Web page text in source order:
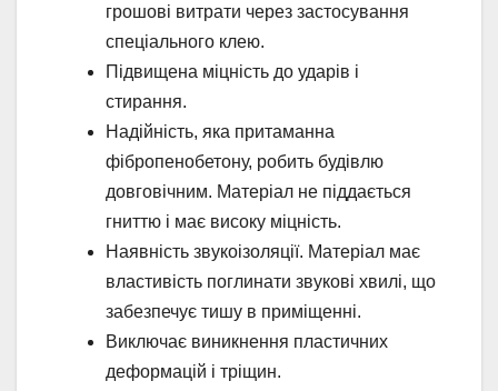
грошові витрати через застосування
спеціального клею.
Підвищена міцність до ударів і
стирання.
Надійність, яка притаманна
фібропенобетону, робить будівлю
довговічним. Матеріал не піддається
гниттю і має високу міцність.
Наявність звукоізоляції. Матеріал має
властивість поглинати звукові хвилі, що
забезпечує тишу в приміщенні.
Виключає виникнення пластичних
деформацій і тріщин.